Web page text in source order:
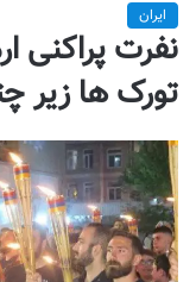
ایران
نفرت پراکنی
تورک ها زیر